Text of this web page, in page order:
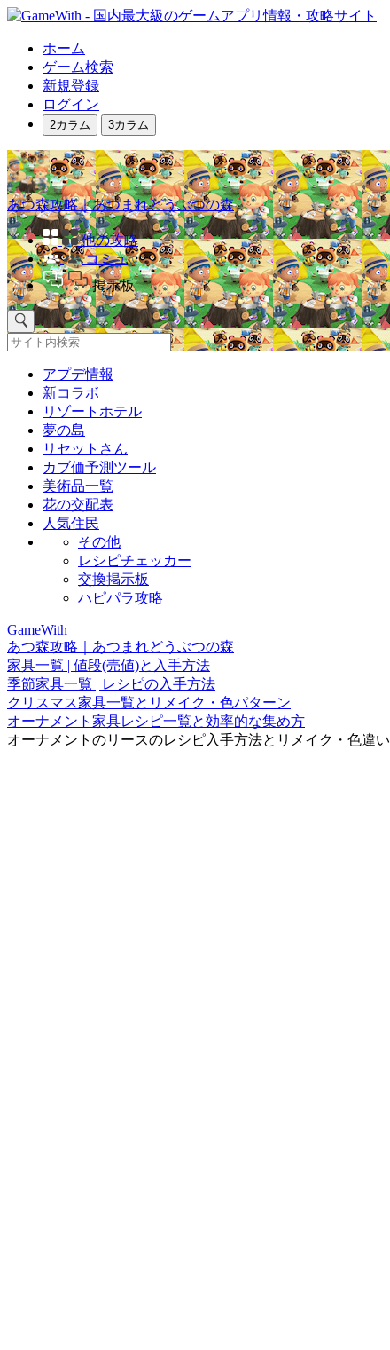
ホーム
ゲーム検索
新規登録
ログイン
2カラム 3カラム
あつ森攻略｜あつまれどうぶつの森
他の攻略
コミュ
掲示板
アプデ情報
新コラボ
リゾートホテル
夢の島
リセットさん
カブ価予測ツール
美術品一覧
花の交配表
人気住民
その他
レシピチェッカー
交換掲示板
ハピパラ攻略
GameWith
あつ森攻略｜あつまれどうぶつの森
家具一覧 | 値段(売値)と入手方法
季節家具一覧 | レシピの入手方法
クリスマス家具一覧とリメイク・色パターン
オーナメント家具レシピ一覧と効率的な集め方
オーナメントのリースのレシピ入手方法とリメイク・色違い